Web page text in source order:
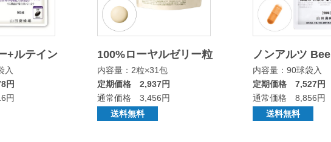
+ルテイン
入
円
円
100%ローヤルゼリー粒
内容量：2粒×31包
定期価格 2,937円
通常価格 3,456円
送料無料
ノンアルツ Bee
内容量：90球袋入
定期価格 7,527円
通常価格 8,856円
送料無料